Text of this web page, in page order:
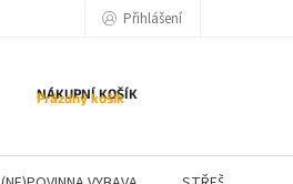
Přihlášení
NÁKUPNÍ KOŠÍK
Prázdný košík